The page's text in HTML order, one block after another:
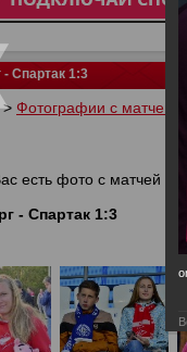
- Спартак 1:3
> Фотографии с матчей
есть фото с матчей
- Спартак 1:3